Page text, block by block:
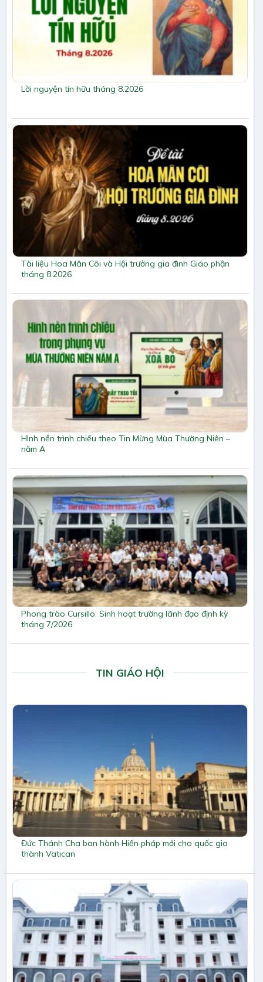
Lời nguyện tín hữu tháng 8.2026
Tài liệu Hoa Mân Côi và Hội trưởng gia đình Giáo phận
tháng 8.2026
Hình nền trình chiếu theo Tin Mừng Mùa Thường Niên –
năm A
Phong trào Cursillo: Sinh hoạt trường lãnh đạo định kỳ
tháng 7/2026
TIN GIÁO HỘI
Đức Thánh Cha ban hành Hiến pháp mới cho quốc gia
thành Vatican